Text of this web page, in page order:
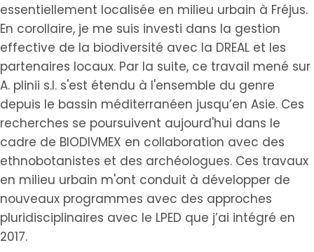
essentiellement localisée en milieu urbain à Fréjus.
En corollaire, je me suis investi dans la gestion
effective de la biodiversité avec la DREAL et les
partenaires locaux. Par la suite, ce travail mené sur
A. plinii s.l. s'est étendu à l'ensemble du genre
depuis le bassin méditerranéen jusqu’en Asie. Ces
recherches se poursuivent aujourd'hui dans le
cadre de BIODIVMEX en collaboration avec des
ethnobotanistes et des archéologues. Ces travaux
en milieu urbain m'ont conduit à développer de
nouveaux programmes avec des approches
pluridisciplinaires avec le LPED que j’ai intégré en
2017.